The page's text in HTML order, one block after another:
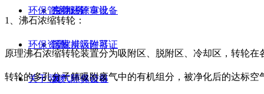
生物法除臭设备
活性炭吸附器
臭气除臭设备
东莞环评审批
国家排污许可证
环保管家服务
环保资讯
废气环保公司
关于翌骏
1、沸石浓缩转轮：
原理沸石浓缩转轮装置分为吸附区、脱附区、冷却区，转轮
转轮的多孔分子筛吸附废气中的有机组分，被净化后的达标